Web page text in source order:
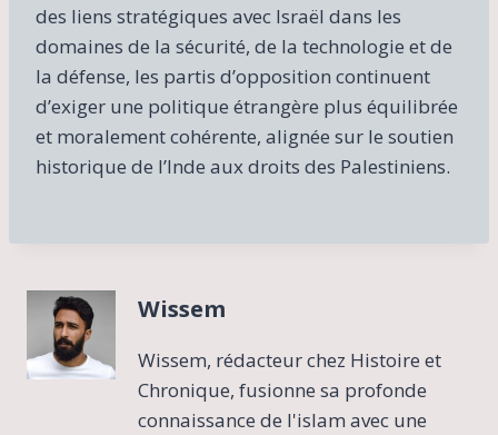
des liens stratégiques avec Israël dans les
domaines de la sécurité, de la technologie et de
la défense, les partis d’opposition continuent
d’exiger une politique étrangère plus équilibrée
et moralement cohérente, alignée sur le soutien
historique de l’Inde aux droits des Palestiniens.
Wissem
Wissem, rédacteur chez Histoire et
Chronique, fusionne sa profonde
connaissance de l'islam avec une